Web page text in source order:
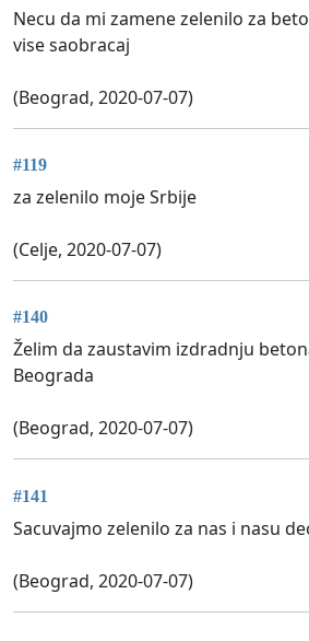
Necu da mi zamene zelenilo za
vise saobracaj
(Beograd, 2020-07-07)
#119
za zelenilo moje Srbije
(Celje, 2020-07-07)
#140
Želim da zaustavim izdradnju
Beograda
(Beograd, 2020-07-07)
#141
Sacuvajmo zelenilo za nas i nasu
(Beograd, 2020-07-07)